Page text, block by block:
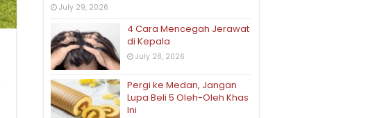
July 29, 2026
4 Cara Mencegah Jerawat
di Kepala
July 28, 2026
Pergi ke Medan, Jangan
Lupa Beli 5 Oleh-Oleh Khas
Ini